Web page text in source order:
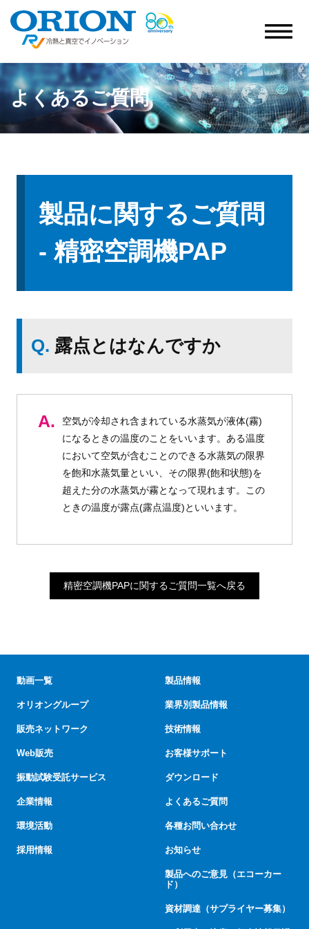
よくあるご質問
製品に関するご質問
- 精密空調機PAP
Q. 露点とはなんですか
A.
空気が冷却され含まれている水蒸気が液体(霧)
になるときの温度のことをいいます。ある温度
において空気が含むことのできる水蒸気の限界
を飽和水蒸気量といい、その限界(飽和状態)を
超えた分の水蒸気が霧となって現れます。この
ときの温度が露点(露点温度)といいます。
精密空調機PAPに関するご質問一覧へ戻る
動画一覧
オリオングループ
販売ネットワーク
Web販売
振動試験受託サービス
企業情報
環境活動
採用情報
製品情報
業界別製品情報
技術情報
お客様サポート
ダウンロード
よくあるご質問
各種お問い合わせ
お知らせ
製品へのご意見（エコーカー
ド）
資材調達（サプライヤー募集）